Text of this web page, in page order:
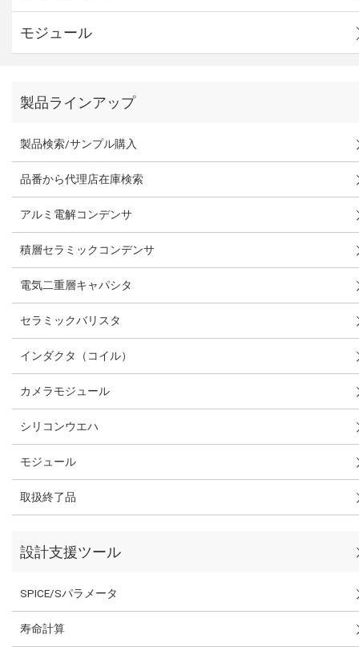
モジュール
製品ラインアップ
製品検索/サンプル購入
品番から代理店在庫検索
アルミ電解コンデンサ
積層セラミックコンデンサ
電気二重層キャパシタ
セラミックバリスタ
インダクタ（コイル）
カメラモジュール
シリコンウエハ
モジュール
取扱終了品
設計支援ツール
SPICE/Sパラメータ
寿命計算